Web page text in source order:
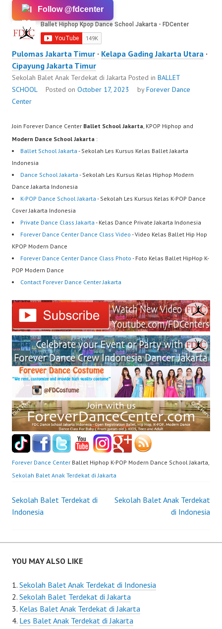
Follow @fdcenter
Pulomas Jakarta Timur · Kelapa Gading Jakarta Utara ·
Cipayung Jakarta Timur
Sekolah Balet Anak Terdekat di Jakarta Posted in BALLET
SCHOOL
Posted on October 17, 2023 byForever Dance
Center
Join Forever Dance Center Ballet School Jakarta, KPOP Hiphop and
Modern Dance School Jakarta :
Ballet School Jakarta - Sekolah Les Kursus Kelas Ballet Jakarta
Indonesia
Dance School Jakarta - Sekolah Les Kursus Kelas Hiphop Modern
Dance Jakarta Indonesia
K-POP Dance School Jakarta - Sekolah Les Kursus Kelas K-POP Dance
Cover Jakarta Indonesia
Private Dance Class Jakarta - Kelas Dance Private Jakarta Indonesia
Forever Dance Center Dance Class Video - Video Kelas Ballet Hip Hop
KPOP Modern Dance
Forever Dance Center Dance Class Photo - Foto Kelas Ballet HipHop K-
POP Modern Dance
Contact Forever Dance Center Jakarta
Forever Dance Center Ballet Hiphop K-POP Modern Dance School Jakarta,
Sekolah Balet Anak Terdekat di Jakarta
Post
Sekolah Balet Terdekat di
Indonesia
Sekolah Balet Anak Terdekat
di Indonesia
YOU MAY ALSO LIKE
Sekolah Balet Anak Terdekat di Indonesia
Sekolah Balet Terdekat di Jakarta
Kelas Balet Anak Terdekat di Jakarta
Les Balet Anak Terdekat di Jakarta